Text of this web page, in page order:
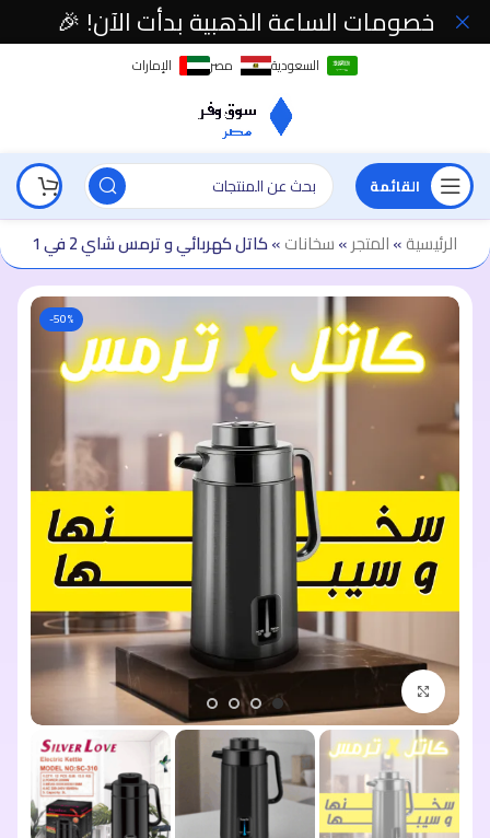
السعودية مصر الإمارات
القائمة
الرئيسية»المتجر»سخانات»كاتل كهربائي و ترمس شاي 2 في 1
-50%
خصومات الساعة الذهبية بدأت الآن! 🎉